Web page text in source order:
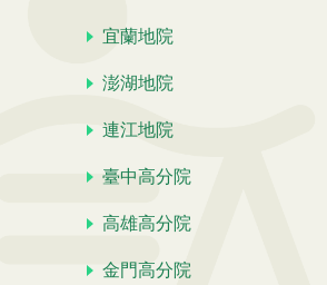
宜蘭地院
澎湖地院
連江地院
臺中高分院
高雄高分院
金門高分院